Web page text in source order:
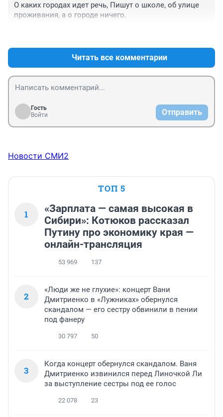
О каких городах идет речь, Пишут о школе, об улице
проживания, а о городе ничего.
Читать все комментарии
Гость
Войти
Отправить
Новости СМИ2
ТОП 5
1
«Зарплата — самая высокая в
Сибири»: Котюков рассказал
Путину про экономику края —
онлайн-трансляция
53 969 137
2
«Люди же не глухие»: концерт Вани
Дмитриенко в «Лужниках» обернулся
скандалом — его сестру обвинили в пении
под фанеру
30 797 50
3
Когда концерт обернулся скандалом. Ваня
Дмитриенко извинился перед Линочкой Ли
за выступление сестры под ее голос
22 078 23